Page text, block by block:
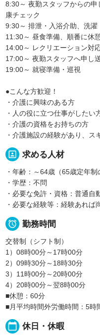
8:30～ 夜勤スタッフからの
康チェック
9:30～ 排泄・入浴介助、洗濯
11:30～ 昼食準備、順番に休
14:00～ レクリエーション対
17:00～ 夜勤スタッフへ申し
19:00～ 就寝準備・巡視
●こんな方歓迎！
・介護に興味のある方
・人の役に立つ仕事がしたい
・介護の資格をお持ちの方
・介護施設の経験があり、ス
portrait 求める人材
・年齢：～64歳（65歳定年制
・学歴：不問
・必要な免許・資格：普通自
・必要な経験等：経験あれば
 勤務時間
交替制（シフト制）
1）08時00分～17時00分
2）09時30分～18時30分
3）11時00分～20時00分
4）20時00分～翌8時00分
■休憩：60分
■月平均時間外労働時間：5時
calendar_today 休日・休暇